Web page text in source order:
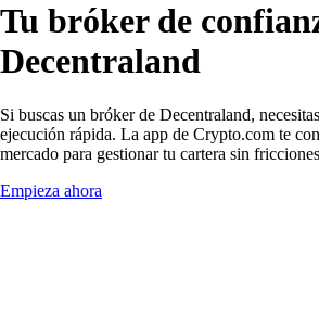
Tu bróker de
Decentraland
Si buscas un bróker de Decentraland,
ejecución rápida. La app de Crypto.com te
mercado para gestionar tu cartera sin
Empieza ahora